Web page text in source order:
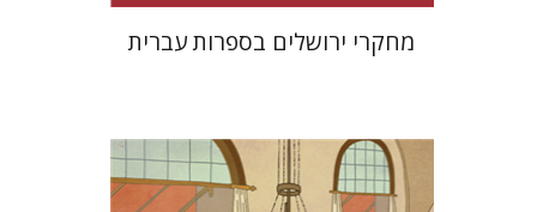
מחקרי ירושלים בספרות עברית